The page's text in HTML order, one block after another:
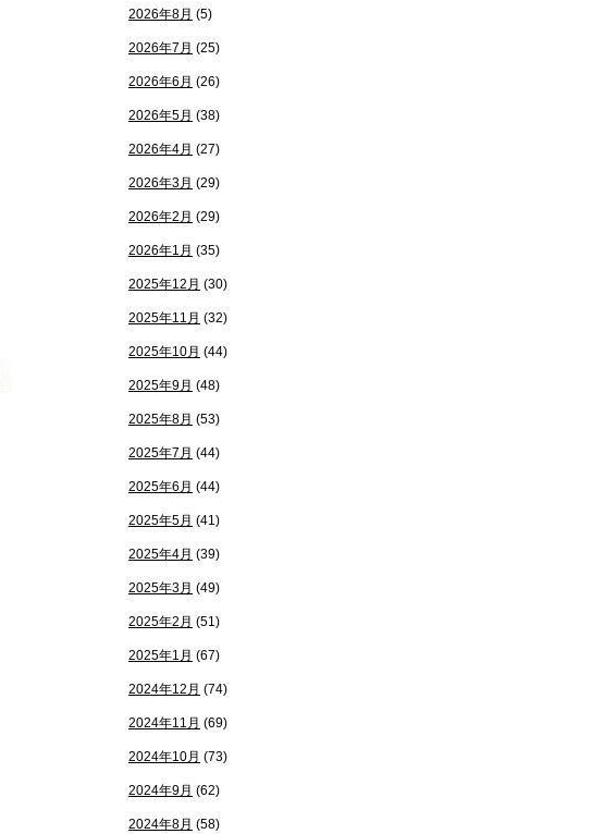
2026年8月 (5)
2026年7月 (25)
2026年6月 (26)
2026年5月 (38)
2026年4月 (27)
2026年3月 (29)
2026年2月 (29)
2026年1月 (35)
2025年12月 (30)
2025年11月 (32)
2025年10月 (44)
2025年9月 (48)
2025年8月 (53)
2025年7月 (44)
2025年6月 (44)
2025年5月 (41)
2025年4月 (39)
2025年3月 (49)
2025年2月 (51)
2025年1月 (67)
2024年12月 (74)
2024年11月 (69)
2024年10月 (73)
2024年9月 (62)
2024年8月 (58)